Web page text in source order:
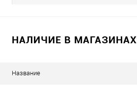
НАЛИЧИЕ В МАГАЗИНАХ
Название